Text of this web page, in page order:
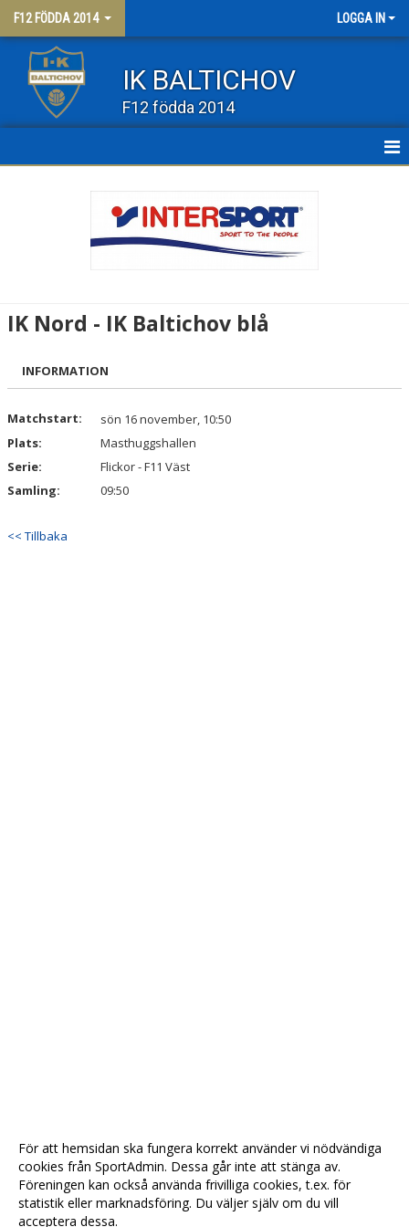
F12 FÖDDA 2014 LOGGA IN
IK BALTICHOV
F12 födda 2014
BILDGALLERI
DOKUMENT
KONTAKT
IK Nord - IK Baltichov blå
INFORMATION
Matchstart:
sön 16 november, 10:50
Plats:
Masthuggshallen
Serie:
Flickor - F11 Väst
Samling:
09:50
<< Tillbaka
För att hemsidan ska fungera korrekt använder vi nödvändiga
cookies från SportAdmin. Dessa går inte att stänga av.
Föreningen kan också använda frivilliga cookies, t.ex. för
statistik eller marknadsföring. Du väljer själv om du vill
acceptera dessa.